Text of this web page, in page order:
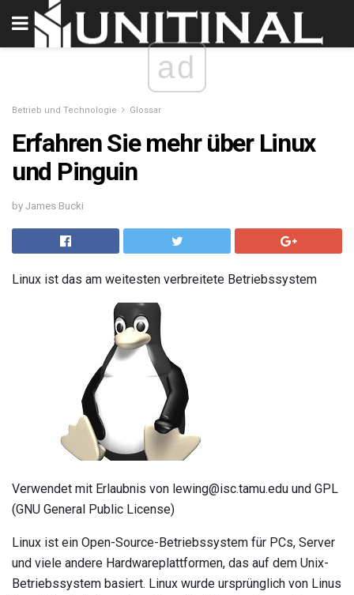
ad
Betrieb und Technologie Glossar
Erfahren Sie mehr über Linux
und Pinguin
by James Bucki
Linux ist das am weitesten verbreitete Betriebssystem
Verwendet mit Erlaubnis von lewing@isc.tamu.edu und GPL
(GNU General Public License)
Linux ist ein Open-Source-Betriebssystem für PCs, Server
und viele andere Hardwareplattformen, das auf dem Unix-
Betriebssystem basiert. Linux wurde ursprünglich von Linus